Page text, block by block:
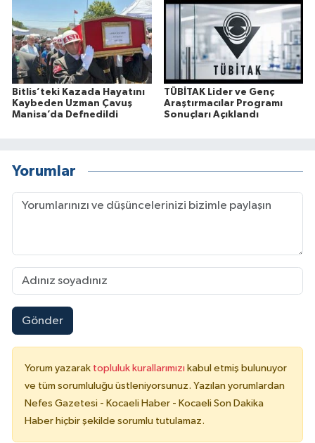
Bitlis’teki Kazada Hayatını
Kaybeden Uzman Çavuş
Manisa’da Defnedildi
TÜBİTAK Lider ve Genç
Araştırmacılar Programı
Sonuçları Açıklandı
Yorumlar
Gönder
Yorum yazarak topluluk kurallarımızı kabul etmiş bulunuyor
ve tüm sorumluluğu üstleniyorsunuz. Yazılan yorumlardan
Nefes Gazetesi - Kocaeli Haber - Kocaeli Son Dakika
Haber hiçbir şekilde sorumlu tutulamaz.